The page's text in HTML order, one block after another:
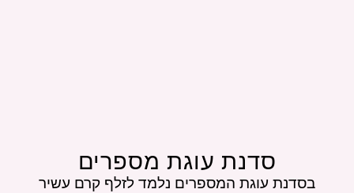
סדנת עוגת מספרים
בסדנת עוגת המספרים נלמד לזלף קרם עשיר